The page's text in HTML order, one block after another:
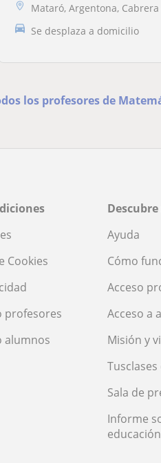
Mataró, Argentona,
Se desplaza a domicilio
los profesores de
Cookies
profesores
alumnos
Ayuda
Cómo
Acceso
Acceso a
Misión y
Sala de
Informe
educación